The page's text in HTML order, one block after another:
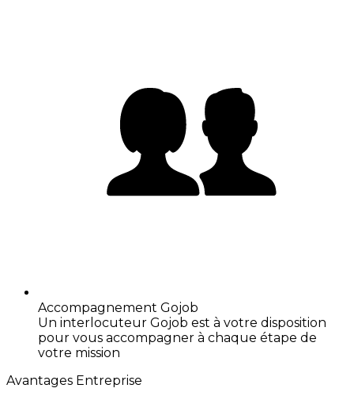
Accompagnement Gojob
Un interlocuteur Gojob est à votre disposition
pour vous accompagner à chaque étape de
votre mission
Avantages Entreprise